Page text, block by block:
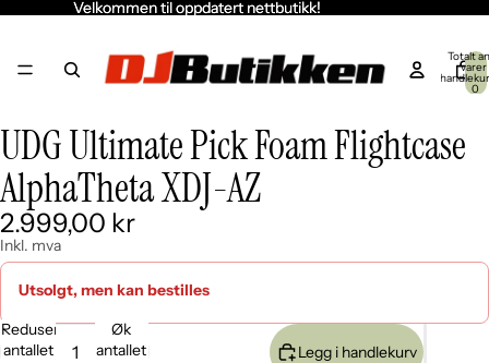
Velkommen til oppdatert nettbutikk!
Velkommen til oppdatert nettbutikk!
Totalt
varer
0
Åpne
bildet
fullskjerm
Åpne
bildet
fullskjerm
Åpne
bildet
fullskjerm
Åpne
bildet
fullskjerm
UDG Ultimate Pick Foam Flightcase
AlphaTheta XDJ-AZ
2.999,00 kr
Inkl. mva
Utsolgt, men kan bestilles
Reduser
antallet
Øk
antallet
Legg i handlekurv